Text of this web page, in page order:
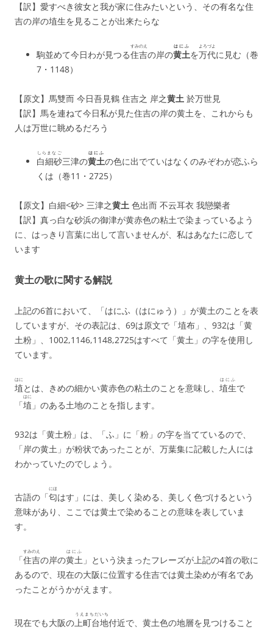
【訳】愛すべき彼女と我が家に住みたいという、その有名な住
吉の岸の埴生を見ることが出来たらな
駒並めて今日わが見つる住吉
すみのえ
の岸の黄土
はにふ
を万代
よろづよ
に見む（巻
7・1148）
【原文】馬雙而 今日吾見鶴 住吉之 岸之黄土 於万世見
【訳】馬を連ねて今日私が見た住吉の岸の黄土を、これからも
人は万世に眺めるだろう
白細砂
しらまなご
三津の黄土
はにふ
の色に出でていはなくのみぞわが恋ふら
くは（巻11・2725）
【原文】白細<砂> 三津之黄土 色出而 不云耳衣 我戀樂者
【訳】真っ白な砂浜の御津が黄赤色の粘土で染まっているよう
に、はっきり言葉に出して言いませんが、私はあなたに恋して
います
黄土の歌に関する解説
上記の6首において、「はにふ（はにゅう）」が黄土のことを表
していますが、その表記は、69は原文で「埴布」、932は「黄
土粉」、1002,1146,1148,2725はすべて「黄土」の字を使用し
ています。
埴
はに
とは、きめの細かい黄赤色の粘土のことを意味し、 埴生
はにふ
で
「埴
はに
」のある土地のことを指します。
932は「黄土粉」は、「ふ」に「粉」の字を当てているので、
「岸の黄土」が粉状であったことが、万葉集に記載した人には
わかっていたのでしょう。
古語の「匂
にほ
はす」には、美しく染める、美しく色づけるという
意味があり、ここでは黄土で染めることの意味を表していま
す。
「住吉
すみのえ
の岸の黄土
はにふ
」という決まったフレーズが上記の4首の歌に
あるので、現在の大阪に位置する住吉では黄土染めが有名であ
ったことがうかがえます。
現在でも大阪の上町台地
うえまちだいち
付近で、黄土色の地層を見つけること